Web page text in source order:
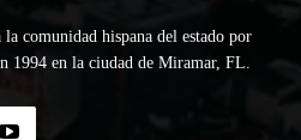
comunidad hispana del estado por
1994 en la ciudad de Miramar, FL.